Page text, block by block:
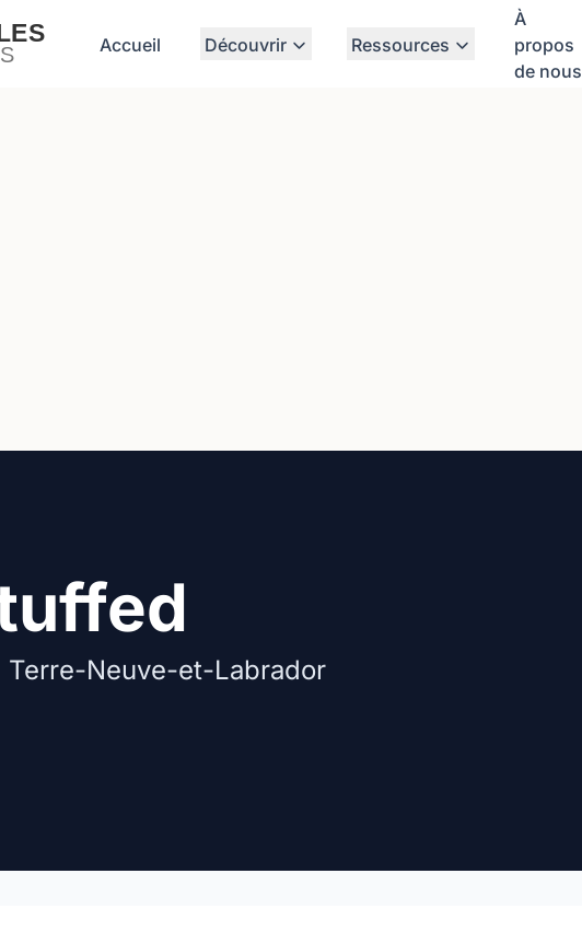
Accueil Découvrir Ressources
À
propos
de nous
Terre-Neuve-et-Labrador